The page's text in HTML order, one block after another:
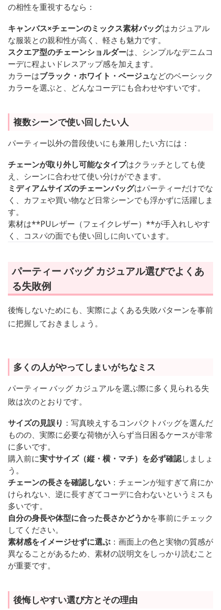
の相性を重視するなら：
キャンバス×チェーンのミックス素材バッグはカジュアル
な服装との親和性が高く、軽さも魅力です。
スクエア型のチェーンショルダーは、シンプルなデニムコ
ーデに程よいドレスアップ感を加えます。
カラーはブラック・ホワイト・ベージュなどのベーシック
カラーを選ぶと、どんなコーデにも合わせやすいです。
複数シーンで使い回したい人
パーティー以外の普段使いにも兼用したい方には：
チェーンが取り外し可能なタイプはクラッチとしても使
え、シーンに合わせて使い分けができます。
ミディアムサイズのチェーンバッグはパーティーだけでな
く、カフェや買い物など日常シーンでも浮かずに活躍しま
す。
素材は**PUレザー（フェイクレザー）**が手入れしやす
く、コスパの面でも使い回しに向いています。
パーティー バッグ カジュアル選びでよくあ
る失敗例
後悔しないためにも、実際によくある失敗パターンを事前
に把握しておきましょう。
多くの人がやってしまいがちなミス
パーティー バッグ カジュアルを選ぶ際に多く見られる失
敗は次のとおりです。
サイズの見誤り ：写真映えするコンパクトバッグを選んだ
ものの、実際に必要な荷物が入らず当日困るケースが非常
に多いです。
購入前に実寸サイズ（縦・横・マチ）を必ず確認しましょ
う。
チェーンの長さを確認しない ：チェーンが短すぎて肩にか
けられない、逆に長すぎてコーデに合わないというミスも
多いです。
自分の身長や体型に合った長さかどうかを事前にチェック
してください。
素材感をイメージせずに選ぶ ：画面上の色と実物の質感が
異なることがあるため、素材の説明文をしっかり読むこと
が重要です。
後悔しやすい選び方とその理由